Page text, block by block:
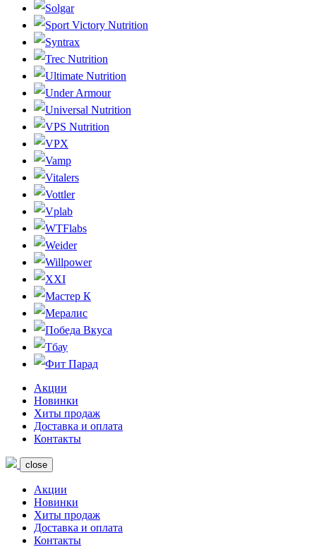
Solgar
Sport Victory Nutrition
Syntrax
Trec Nutrition
Ultimate Nutrition
Under Armour
Universal Nutrition
VPS Nutrition
VPX
Vamp
Vitalers
Vottler
Vplab
WTFlabs
Weider
Willpower
XXI
Мастер К
Мералис
Победа Вкуса
Тбау
Фит Парад
Акции
Новинки
Хиты продаж
Доставка и оплата
Контакты
close
Акции
Новинки
Хиты продаж
Доставка и оплата
Контакты